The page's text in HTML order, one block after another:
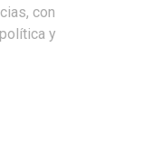
con
y